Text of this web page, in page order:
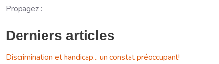
Propagez :
Derniers articles
Discrimination et handicap... un constat préoccupant!